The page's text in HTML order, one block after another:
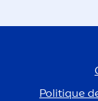
Politique